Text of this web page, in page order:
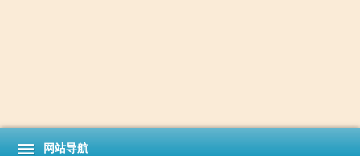
网站导航